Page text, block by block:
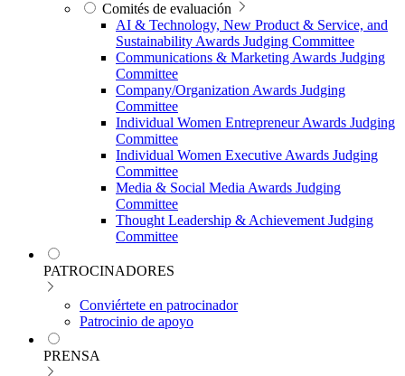
Comités de evaluación
AI & Technology, New Product & Service, and
Sustainability Awards Judging Committee
Communications & Marketing Awards Judging
Committee
Company/Organization Awards Judging
Committee
Individual Women Entrepreneur Awards Judging
Committee
Individual Women Executive Awards Judging
Committee
Media & Social Media Awards Judging
Committee
Thought Leadership & Achievement Judging
Committee
PATROCINADORES
Conviértete en patrocinador
Patrocinio de apoyo
PRENSA